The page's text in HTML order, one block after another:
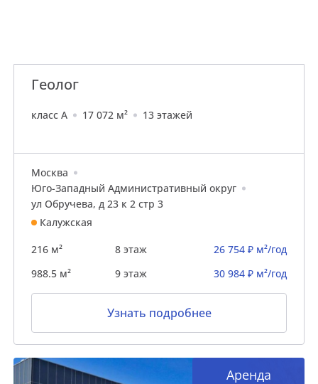
Геолог
класс A 17 072 м² 13 этажей
Москва
Юго-Западный Административный округ
ул Обручева, д 23 к 2 стр 3
Калужская
216 м²
8 этаж
26 754 ₽ м²/год
988.5 м²
9 этаж 30 984 ₽ м²/год
Узнать подробнее
Аренда